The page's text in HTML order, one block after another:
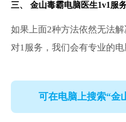
三、 金山毒霸电脑医生1v1服
如果上面2种方法依然无法
对1服务，我们会有专业的电
可在电脑上搜索“金